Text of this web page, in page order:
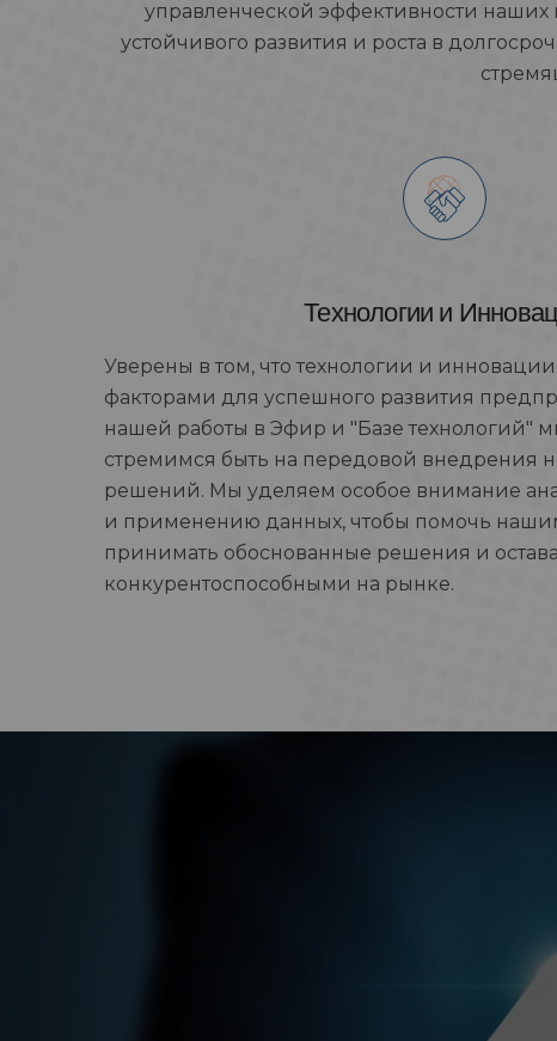
управленческой эффективности
устойчивого развития и роста в
Технологии и
Уверены в том, что технологии и
факторами для успешного развития
нашей работы в Эфир и "Базе технологий"
стремимся быть на передовой внедрения
решений. Мы уделяем особое внимание
и применению данных, чтобы помочь
принимать обоснованные решения и
конкурентоспособными на рынке.